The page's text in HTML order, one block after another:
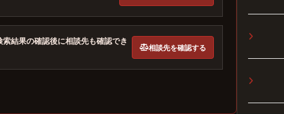
結果の確認後に相談先も確認でき
相談先を確認する